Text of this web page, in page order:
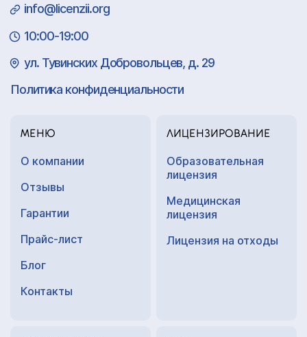
info@licenzii.org
10:00-19:00
ул. Тувинских Добровольцев, д. 29
Политика конфиденциальности
МЕНЮ
О компании
Отзывы
Гарантии
Прайс-лист
Блог
Контакты
ЛИЦЕНЗИРОВАНИЕ
Образовательная
лицензия
Медицинская
лицензия
Лицензия на отходы